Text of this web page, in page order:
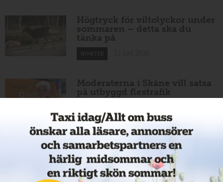
Högtryck för viltolyckor under
sommaren – detta ska du
tänka på
NYHETER
Moderaterna i Skåne vill satsa
på utbyggd flextrafik
Nytt taxibolag i Köping
NYHETER 12 juni 2026